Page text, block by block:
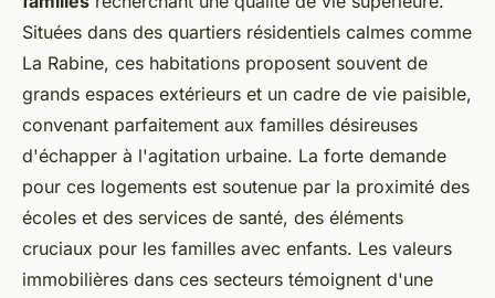
Situées dans des quartiers résidentiels calmes comme
La Rabine, ces habitations proposent souvent de
grands espaces extérieurs et un cadre de vie paisible,
convenant parfaitement aux familles désireuses
d'échapper à l'agitation urbaine. La forte demande
pour ces logements est soutenue par la proximité des
écoles et des services de santé, des éléments
cruciaux pour les familles avec enfants. Les valeurs
immobilières dans ces secteurs témoignent d'une